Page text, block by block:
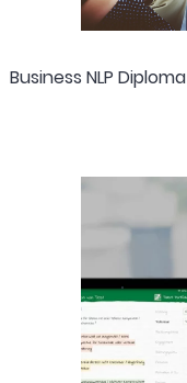
Business NLP Diploma